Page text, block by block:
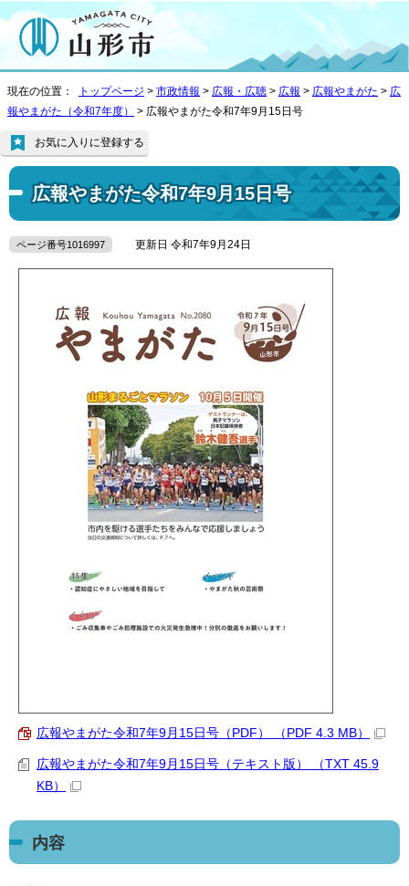
現在の位置： トップページ > 市政情報 > 広報・広聴 > 広報 > 広報やまがた > 広
報やまがた（令和7年度）
> 広報やまがた令和7年9月15日号
広報やまがた令和7年9月15日号
お気に入りに登録する
ページ番号1016997 更新日 令和7年9月24日
広報やまがた令和7年9月15日号（PDF） （PDF 4.3 MB）
広報やまがた令和7年9月15日号（テキスト版） （TXT 45.9
KB）
内容